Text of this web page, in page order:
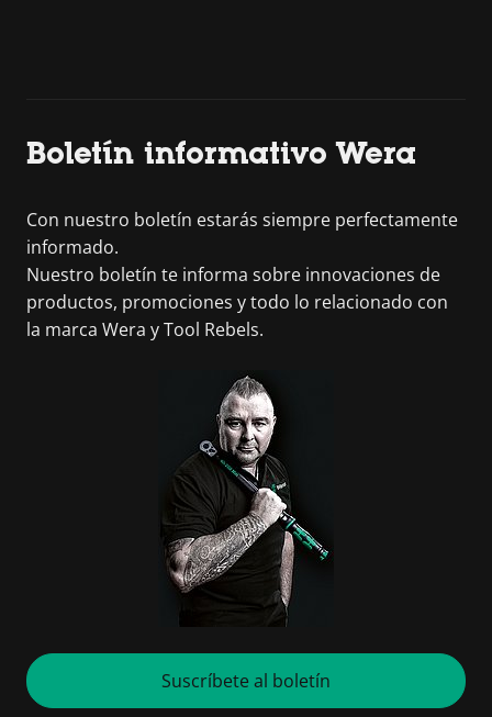
Boletín informativo Wera
Con nuestro boletín estarás siempre perfectamente
informado.
Nuestro boletín te informa sobre innovaciones de
productos, promociones y todo lo relacionado con
la marca Wera y Tool Rebels.
Suscríbete al boletín